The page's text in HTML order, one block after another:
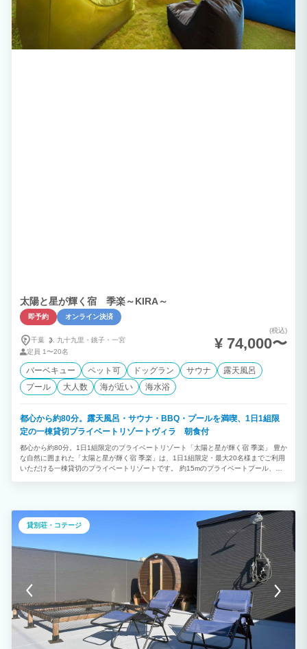
太陽と星が輝く宿 季楽～KIRA～
即予約 オンライン決済
千葉 九十九里・ 銚子・ 一宮
定員 1〜20名
(税込)
¥ 74,000〜
バーベキュー ペット可 ドッグラン サウナ
露天風呂
プール
大人数 海が近い 海水浴
都心から約80分。露天風呂・サウナ・BBQ・プールを満喫、1日1組限
定の一棟貸切プライベートリゾートヴィラ 朝食付
都心から約80分。1日1組限定のプライベートリゾート「太陽と星が輝く宿 季楽」 豊か
な自然に囲まれた「太陽と星が輝く宿 季楽」は、1日1組限定・最大20名様までご利用
いただける一棟貸切のプライベートリゾートです。 約15mのプライベートプール、露
ど、さまざまなシーンで特別なひとときをお過ごしください。 【季楽が選ばれる7つ
の魅力】 ① 1日1組限定の完全貸切リゾート 他のお客様を気にすることなく、広大な
施設を丸ごと貸切。 大切なご家族や仲間だけで、非日常の贅沢な時間をお楽しみいた
だけます。 ② リゾート気分を満喫できる充実の設備 ・約15mプライベートプール（4
月～10月頃） ・露天風呂 ・サウナ ・屋根付きBBQガーデン ・ガゼボ ・大型トランポ
リン ・広々とした芝生のお庭 ・5つの鍵付き寝室 小さなお子様から大人まで、一日中
思い思いの時間をお過ごしいただけます。 ③ 全員分の朝食付き＆自由に選べるお食事
スタイル ご宿泊料金には、ご宿泊者全員分（幼児から大人まで）のサービスの朝食が
含まれています。 焼き立てパン、自家製ドレッシングのサラダ、卵、ハム、チーズ、
ヨーグルト、コーヒー・紅茶をご用意。セルフクッキングスタイルで、ご家族やご友人
と楽しい朝の時間をお過ごしいただけます。 また、お食事はお客様のスタイルに合わ
せて自由にお選びいただけます。 ・いすみ産の新鮮な食材を使用した「地産地消BBQ
フルコース」 ・地元の旬を味わう和食メニュー ・お好きな食材を持ち込んで楽しむオ
リジナルBBQ ・キッチンを利用した自炊スタイル さらに、大型BBQグリル、調理器
貸別荘・コテージ